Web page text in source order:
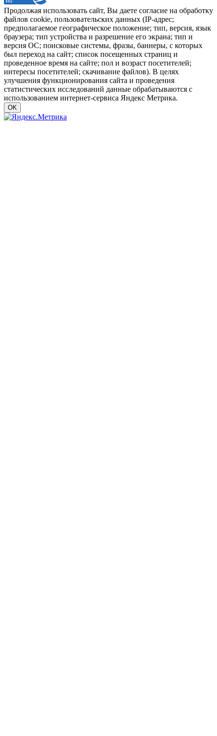
Продолжая использовать сайт, Вы даете согласие на обработку
файлов cookie, пользовательских данных (IP-адрес;
предполагаемое географическое положение; тип, версия, язык
браузера; тип устройства и разрешение его экрана; тип и
версия ОС; поисковые системы, фразы, баннеры, с которых
был переход на сайт; список посещенных страниц и
проведенное время на сайте; пол и возраст посетителей;
интересы посетителей; скачивание файлов). В целях
улучшения функционирования сайта и проведения
статистических исследований данные обрабатываются с
использованием интернет-сервиса Яндекс Метрика.
OK